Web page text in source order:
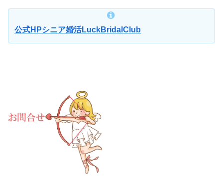
公式HPシニア婚活LuckBridalClub